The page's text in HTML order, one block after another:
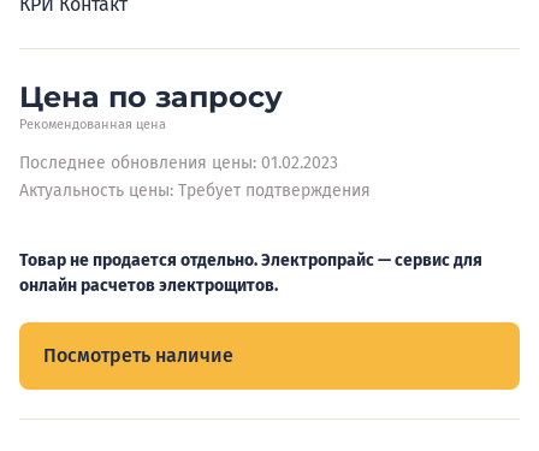
Цена по запросу
Рекомендованная цена
Последнее обновления цены: 01.02.2023
Актуальность цены: Требует подтверждения
Товар не продается отдельно. Электропрайс — сервис для
онлайн расчетов электрощитов.
Посмотреть наличие